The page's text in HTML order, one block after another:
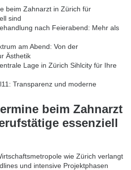
beim Zahnarzt in Zürich für
sind
nach Feierabend: Mehr als
am Abend: Von der
Ästhetik
Lage in Zürich Sihlcity für Ihre
Transparenz und moderne
beim Zahnarzt
essenziell
wie Zürich verlangt
und intensive Projektphasen